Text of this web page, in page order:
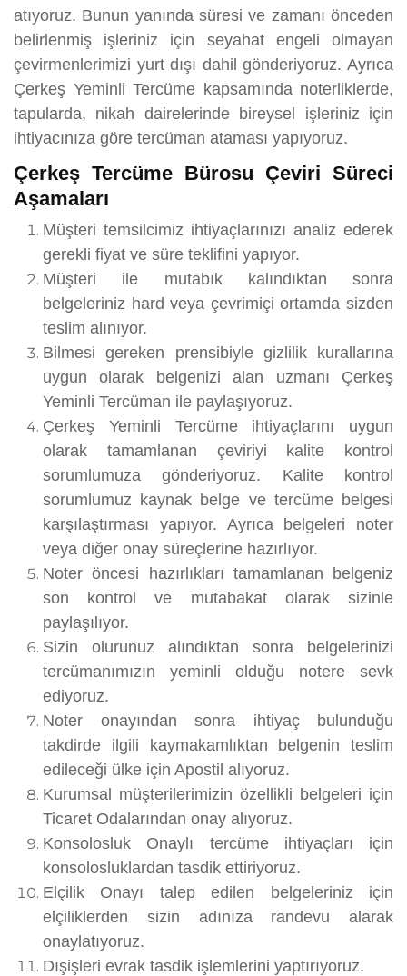
atıyoruz. Bunun yanında süresi ve zamanı önceden
belirlenmiş işleriniz için seyahat engeli olmayan
çevirmenlerimizi yurt dışı dahil gönderiyoruz. Ayrıca
Çerkeş Yeminli Tercüme kapsamında noterliklerde,
tapularda, nikah dairelerinde bireysel işleriniz için
ihtiyacınıza göre tercüman ataması yapıyoruz.
Çerkeş Tercüme Bürosu Çeviri Süreci
Aşamaları
Müşteri temsilcimiz ihtiyaçlarınızı analiz ederek
gerekli fiyat ve süre teklifini yapıyor.
Müşteri ile mutabık kalındıktan sonra
belgeleriniz hard veya çevrimiçi ortamda sizden
teslim alınıyor.
Bilmesi gereken prensibiyle gizlilik kurallarına
uygun olarak belgenizi alan uzmanı Çerkeş
Yeminli Tercüman ile paylaşıyoruz.
Çerkeş Yeminli Tercüme ihtiyaçlarını uygun
olarak tamamlanan çeviriyi kalite kontrol
sorumlumuza gönderiyoruz. Kalite kontrol
sorumlumuz kaynak belge ve tercüme belgesi
karşılaştırması yapıyor. Ayrıca belgeleri noter
veya diğer onay süreçlerine hazırlıyor.
Noter öncesi hazırlıkları tamamlanan belgeniz
son kontrol ve mutabakat olarak sizinle
paylaşılıyor.
Sizin olurunuz alındıktan sonra belgelerinizi
tercümanımızın yeminli olduğu notere sevk
ediyoruz.
Noter onayından sonra ihtiyaç bulunduğu
takdirde ilgili kaymakamlıktan belgenin teslim
edileceği ülke için Apostil alıyoruz.
Kurumsal müşterilerimizin özellikli belgeleri için
Ticaret Odalarından onay alıyoruz.
Konsolosluk Onaylı tercüme ihtiyaçları için
konsolosluklardan tasdik ettiriyoruz.
Elçilik Onayı talep edilen belgeleriniz için
elçiliklerden sizin adınıza randevu alarak
onaylatıyoruz.
Dışişleri evrak tasdik işlemlerini yaptırıyoruz.